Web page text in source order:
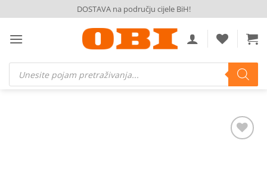
to
content
DOSTAVA na području cijele BiH!
Products
search